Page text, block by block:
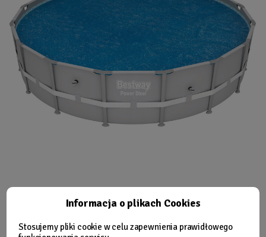
Informacja o plikach Cookies
Stosujemy pliki cookie w celu zapewnienia prawidłowego